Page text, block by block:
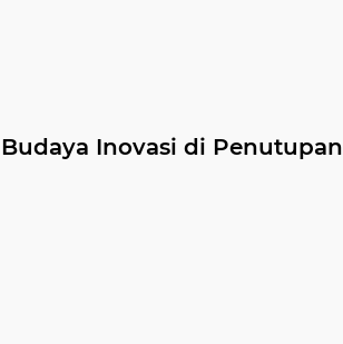
Inovasi di Penutupan